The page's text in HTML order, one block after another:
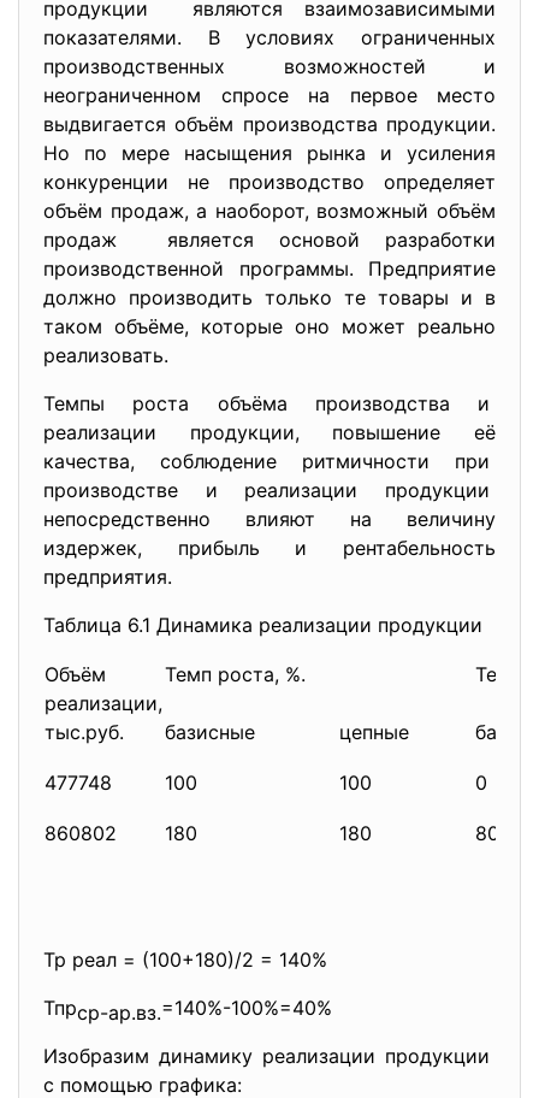
продукции являются взаимозависимыми
показателями. В условиях ограниченных
производственных возможностей и
неограниченном спросе на первое место
выдвигается объём производства продукции.
Но по мере насыщения рынка и усиления
конкуренции не производство определяет
объём продаж, а наоборот, возможный объём
продаж является основой разработки
производственной программы. Предприятие
должно производить только те товары и в
таком объёме, которые оно может реально
реализовать.
Темпы роста объёма производства и
реализации продукции, повышение её
качества, соблюдение ритмичности при
производстве и реализации продукции
непосредственно влияют на величину
издержек, прибыль и рентабельность
предприятия.
Таблица 6.1 Динамика реализации продукции
Объём
реализации,
тыс.руб.
Темп роста, %. Темп
базисные цепные
477748 100 100 0
860802 180 180 80
Тр реал = (100+180)/2 = 140%
Тпрср-ар.вз.=140%-100%=40%
Изобразим динамику реализации продукции
с помощью графика: